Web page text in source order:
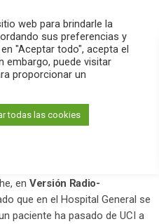
search menu pause PLAY
pasa de UCI a
balance del día
en Versión Radio-
que en el Hospital General se
paciente ha pasado de UCI a
web para brindarle la
sus preferencias y
"Aceptar todo", acepta el
embargo, puede visitar
proporcionar un
todas las cookies